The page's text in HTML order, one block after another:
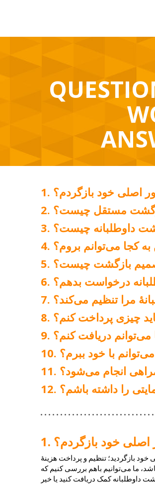
اصلی خود بازگردم؟
مستقل چیست؟
داوطلبانه چیست؟
کجا می‌توانم بروم؟
بازگشت چیست؟
درخواست بدهم؟
مرا تنظیم می‌کند؟
چیزی پرداخت کنم؟
دریافت کنم؟
با خود ببرم؟
انجام می‌شود؟
را داشته باشم؟
خود بازگردم؟
بازگردید؛ تنظیم و پرداخت هزینهٔ
ما می‌توانیم باهم بررسی کنیم که